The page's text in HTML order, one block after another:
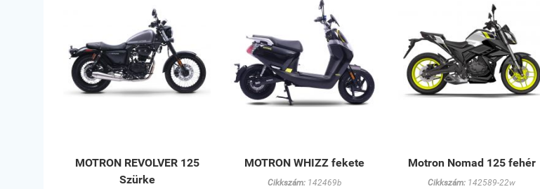
MOTRON REVOLVER 125
Szürke
MOTRON WHIZZ fekete
Cikkszám:142469b
Motron Nomad 125 fehér
Cikkszám: 142589-22w